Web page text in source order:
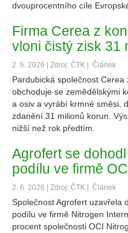
dvouprocentního cíle
Firma Cerea z
vloni čistý zisk 31
2. 6. 2026 | Zdroj: ČTK | Článek
Pardubická společnost
obchoduje se zemědělskými
a osiv a vyrábí krmné směsi,
zdanění 31 milionů korun.
nižší než rok předtím.
Agrofert se
podílu ve firmě
2. 6. 2026 | Zdroj: ČTK | Článek
Společnost Agrofert uzavřela
podílu ve firmě Nitrogen
procent společnosti OCI